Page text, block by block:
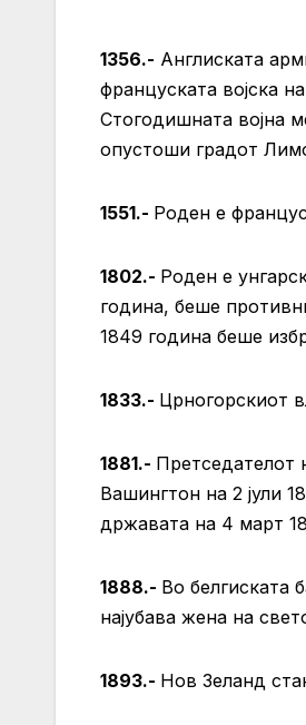
1356.- Англиската
француската војска
Стогодишната војна
опустоши градот
1551.- Роден е
1802.- Роден е
година, беше
1849 година беше
1833.- Црногорскиот
1881.- Претседателот
Вашингтон на 2 јули
државата на 4 март
1888.- Во белгиската
најубава жена на
1893.- Нов Зеланд